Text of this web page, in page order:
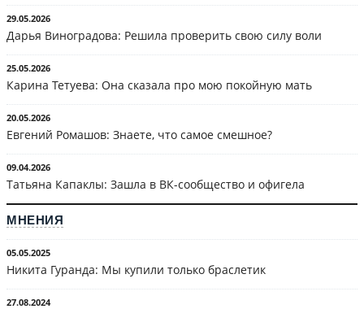
29.05.2026
Дарья Виноградова: Решила проверить свою силу воли
25.05.2026
Карина Тетуева: Она сказала про мою покойную мать
20.05.2026
Евгений Ромашов: Знаете, что самое смешное?
09.04.2026
Татьяна Капаклы: Зашла в ВК-сообщество и офигела
МНЕНИЯ
05.05.2025
Никита Гуранда: Мы купили только браслетик
27.08.2024